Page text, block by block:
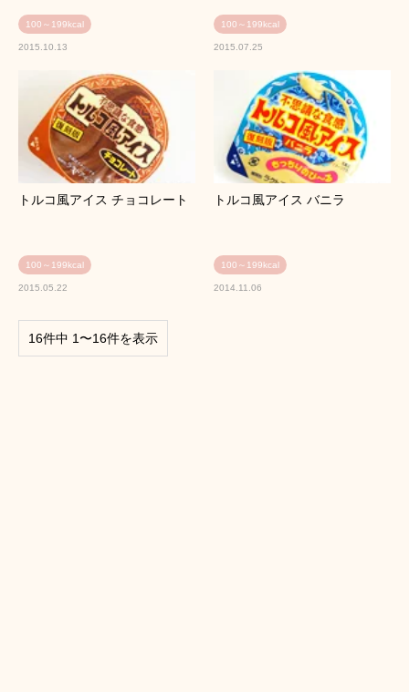
100～199kcal
2015.10.13
100～199kcal
2015.07.25
トルコ風アイス チョコレート
100～199kcal
2015.05.22
トルコ風アイス バニラ
100～199kcal
2014.11.06
16件中 1〜16件を表示